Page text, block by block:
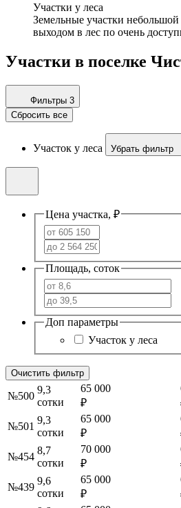
Участки у леса
Земельные участки
выходом в лес по очень
Участки в поселке
Фильтры 3
Сбросить все
Участок у леса Убрать фильтр
Цена участка, ₽
Площадь, соток
Доп параметры
Участок у леса
Очистить фильтр
№500
9,3
сотки
65 000
₽
№501
9,3
сотки
65 000
₽
№454
8,7
сотки
70 000
₽
№439
9,6
сотки
65 000
₽